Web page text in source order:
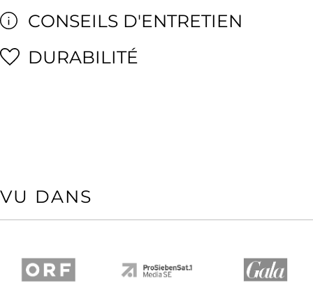
CONSEILS D'ENTRETIEN
DURABILITÉ
VU DANS